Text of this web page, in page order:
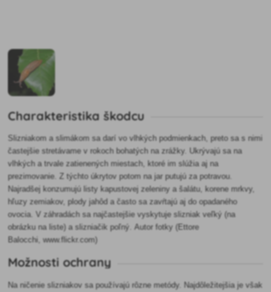
Charakteristika škodcu
Slizniakom a slimákom sa darí vo vlhkých podmienkach, preto sa s nimi
častejšie stretávame v rokoch bohatých na zrážky. Ukrývajú sa na
vlhkých a trvale zatienených miestach, ktoré im slúžia aj na
prezimovanie. Z týchto úkrytov potom na jar putujú za potravou.
Najradšej konzumujú listy kapustovej zeleniny a šalátu, korene mrkvy,
hľuzy zemiakov, plody jahôd a často sa zavŕtajú aj do opadaného
ovocia. V záhradách sa najčastejšie vyskytuje slizniak veľký (na
obrázku na liste) a slizniačik poľný.Autor fotky ( Ettore
Balocchi, www.flickr.com)
Možnosti ochrany
Na ničenie slizniakov sa používajú rôzne metódy. Najdôležitejšia je však